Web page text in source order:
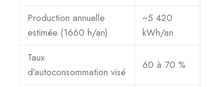
Production annuelle
estimée (1660 h/an)
~5 420
kWh/an
Taux
d’autoconsommation visé
60 à 70 %